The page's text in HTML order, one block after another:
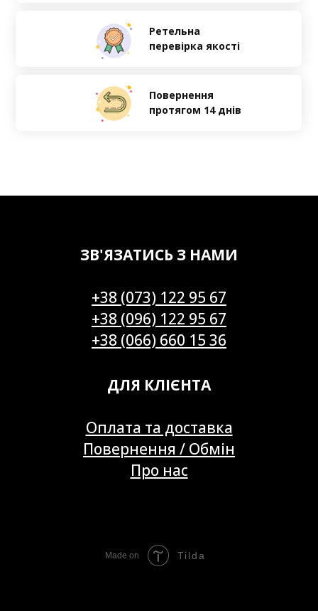
Ретельна
перевірка якості
Повернення
протягом 14 днів
ЗВ'ЯЗАТИСЬ З НАМИ
+38 (073) 122 95 67
+38 (096) 122 95 67
+38 (066) 660 15 36
ДЛЯ КЛІЄНТА
Оплата та доставка
Повернення / Обмін
Про нас
Made on Tilda